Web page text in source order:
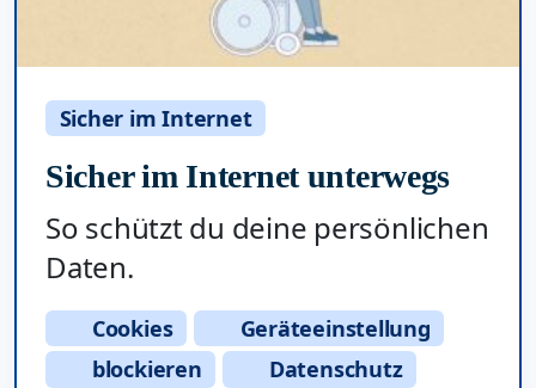
Sicher im Internet
Sicher im Internet unterwegs
So schützt du deine persönlichen
Daten.
Cookies
Geräteeinstellung
blockieren
Datenschutz